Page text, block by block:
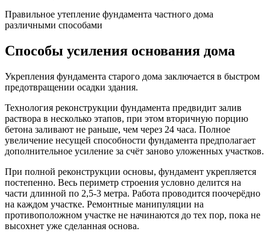
Правильное утепление фундамента частного дома
различными способами
Способы усиления основания дома
Укрепления фундамента старого дома заключается в быстром
предотвращении осадки здания.
Технология реконструкции фундамента предвидит залив
раствора в несколько этапов, при этом вторичную порцию
бетона заливают не раньше, чем через 24 часа. Полное
увеличение несущей способности фундамента предполагает
дополнительное усиление за счёт заново уложенных участков.
При полной реконструкции основы, фундамент укрепляется
постепенно. Весь периметр строения условно делится на
части длинной по 2,5-3 метра. Работа проводится поочерёдно
на каждом участке. Ремонтные манипуляции на
противоположном участке не начинаются до тех пор, пока не
высохнет уже сделанная основа.